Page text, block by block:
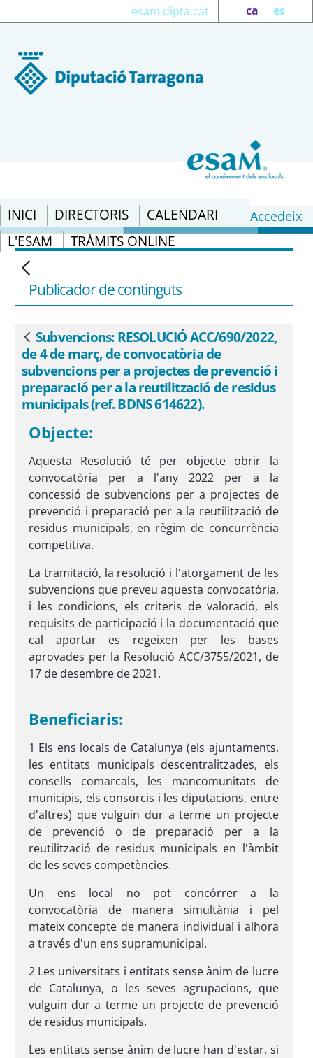
ca es
esam.dipta.cat
INICI DIRECTORIS
CALENDARI
L'ESAM
TRÀMITS ONLINE
Accedeix
Subvencions: RESOLUCIÓ ACC/690/2022,
de 4 de març, de convocatòria de
subvencions per a projectes de
prevenció i preparació per a la
BDNS 614622). - eSAM
Publicador de continguts
Vés enrere
Subvencions: RESOLUCIÓ ACC/690/2022,
de 4 de març, de convocatòria de
subvencions per a projectes de prevenció i
preparació per a la reutilització de residus
municipals (ref. BDNS 614622).
Objecte:
Aquesta Resolució té per objecte obrir la
convocatòria per a l'any 2022 per a la
concessió de subvencions per a projectes de
prevenció i preparació per a la reutilització de
residus municipals, en règim de concurrència
competitiva.
La tramitació, la resolució i l'atorgament de les
subvencions que preveu aquesta convocatòria,
i les condicions, els criteris de valoració, els
requisits de participació i la documentació que
cal aportar es regeixen per les bases
aprovades per la Resolució ACC/3755/2021, de
17 de desembre de 2021.
Beneficiaris:
1 Els ens locals de Catalunya (els ajuntaments,
les entitats municipals descentralitzades, els
consells comarcals, les mancomunitats de
municipis, els consorcis i les diputacions, entre
d'altres) que vulguin dur a terme un projecte
de prevenció o de preparació per a la
reutilització de residus municipals en l'àmbit
de les seves competències.
Un ens local no pot concórrer a la
convocatòria de manera simultània i pel
mateix concepte de manera individual i alhora
a través d'un ens supramunicipal.
2 Les universitats i entitats sense ànim de lucre
de Catalunya, o les seves agrupacions, que
vulguin dur a terme un projecte de prevenció
de residus municipals.
Les entitats sense ànim de lucre han d'estar, si